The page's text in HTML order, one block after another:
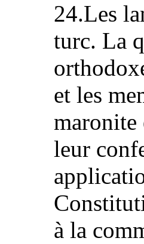
24.Les
turc. La
et les
maronite
leur
à la